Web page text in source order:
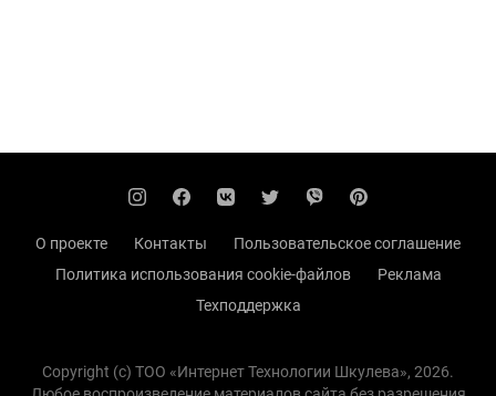
О проекте Контакты
Пользовательское соглашение
Политика использования cookie-файлов
Реклама
Техподдержка
Copyright (с) TOO «Интернет Технологии Шкулева», 2026.